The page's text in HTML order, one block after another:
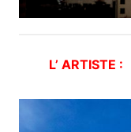
L’ ARTISTE :